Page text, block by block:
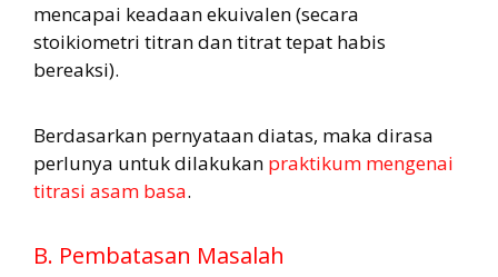
mencapai keadaan ekuivalen (secara
stoikiometri titran dan titrat tepat habis
bereaksi).
Berdasarkan pernyataan diatas, maka dirasa
perlunya untuk dilakukan praktikum mengenai
titrasi asam basa.
B. Pembatasan Masalah